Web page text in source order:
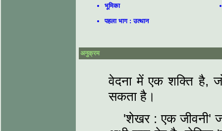
भूमिका
पहला भाग : उत्थान
अनुक्रम
वेदना में एक शक्ति है,
सकता है।
'शेखर : एक जीवनी'